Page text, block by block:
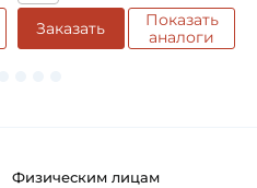
Заказать
Показать
аналоги
Физическим лицам